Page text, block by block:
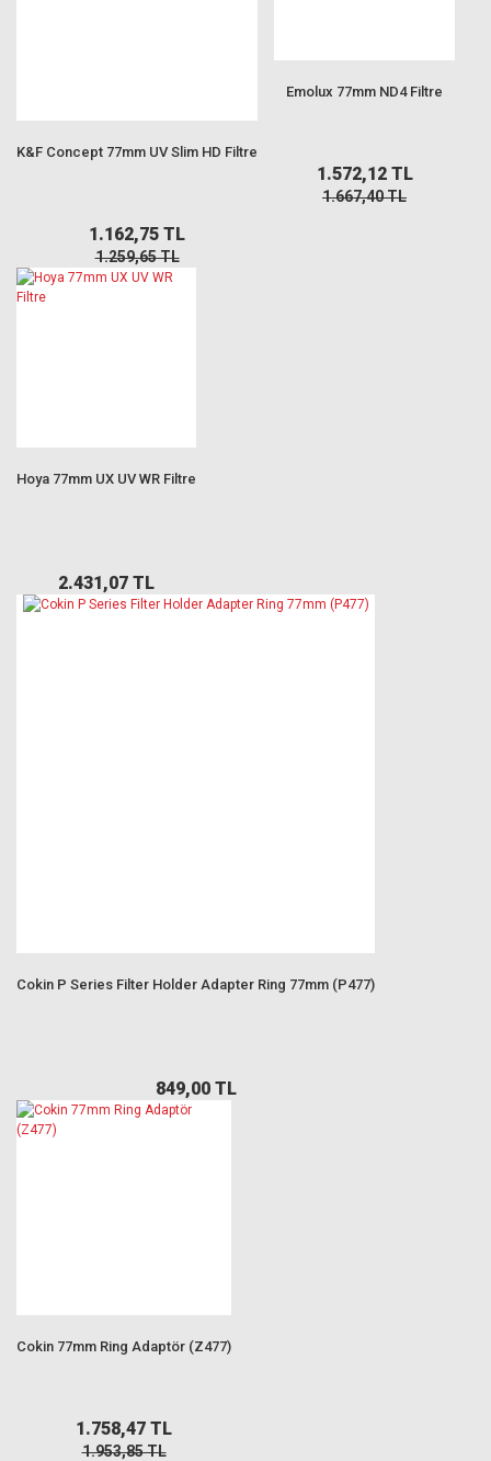
K&F Concept 77mm UV Slim HD Filtre
1.162,75 TL
1.259,65 TL
Emolux 77mm ND4 Filtre
1.572,12 TL
1.667,40 TL
Hoya 77mm UX UV WR Filtre
2.431,07 TL
Cokin P Series Filter Holder Adapter Ring 77mm (P477)
849,00 TL
Cokin 77mm Ring Adaptör (Z477)
1.758,47 TL
1.953,85 TL